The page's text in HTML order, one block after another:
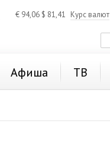
€ 94,06 $ 81,41 Курс валют
Афиша ТВ